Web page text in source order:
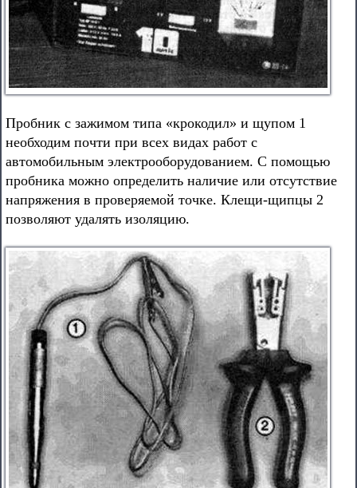
Пробник с зажимом типа «крокодил» и щупом 1
необходим почти при всех видах работ с
автомобильным электрооборудованием. С помощью
пробника можно определить наличие или отсутствие
напряжения в проверяемой точке. Клещи-щипцы 2
позволяют удалять изоляцию.